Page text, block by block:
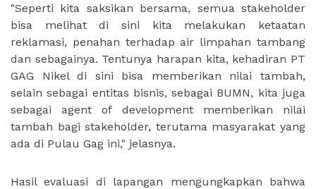
"Seperti kita saksikan bersama, semua stakeholder
bisa melihat di sini kita melakukan ketaatan
reklamasi, penahan terhadap air limpahan tambang
dan sebagainya. Tentunya harapan kita, kehadiran PT
GAG Nikel di sini bisa memberikan nilai tambah,
selain sebagai entitas bisnis, sebagai BUMN, kita juga
sebagai agent of development memberikan nilai
tambah bagi stakeholder, terutama masyarakat yang
ada di Pulau Gag ini," jelasnya.
Hasil evaluasi di lapangan mengungkapkan bahwa